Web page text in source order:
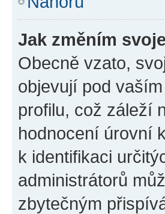
Jak změním
Obecně vzato,
objevují pod
profilu, což záleží
hodnocení úrovní
k identifikaci
administrátorů
zbytečným